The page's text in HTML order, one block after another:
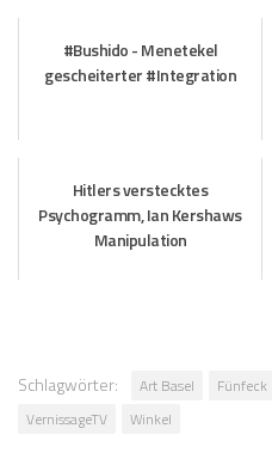
#Bushido - Menetekel
gescheiterter #Integration
Hitlers verstecktes
Psychogramm, Ian Kershaws
Manipulation
Schlagwörter: Art Basel Fünfeck
VernissageTV
Winkel